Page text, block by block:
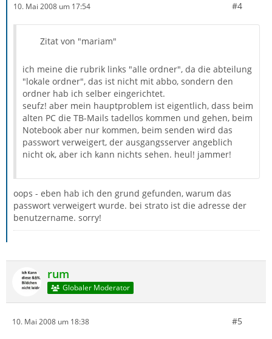
10. Mai 2008 um 17:54 #4
Zitat von "mariam"
ich meine die rubrik links "alle ordner", da die abteilung
"lokale ordner", das ist nicht mit abbo, sondern den
ordner hab ich selber eingerichtet.
seufz! aber mein hauptproblem ist eigentlich, dass beim
alten PC die TB-Mails tadellos kommen und gehen, beim
Notebook aber nur kommen, beim senden wird das
passwort verweigert, der ausgangsserver angeblich
nicht ok, aber ich kann nichts sehen. heul! jammer!
oops - eben hab ich den grund gefunden, warum das
passwort verweigert wurde. bei strato ist die adresse der
benutzername. sorry!
rum
Globaler Moderator
10. Mai 2008 um 18:38 #5